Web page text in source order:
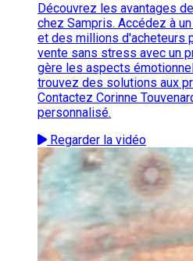
Découvrez les avantages
chez Sampris. Accédez à
et des millions d'acheteurs
vente sans stress avec un
gère les aspects
trouvez des solutions aux
Contactez Corinne
personnalisé.
Regarder la vidéo